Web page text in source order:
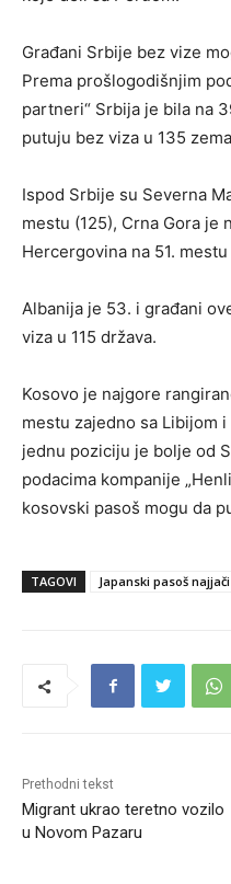
Građani Srbije bez vize
Prema prošlogodišnjim
partneri“ Srbija je bila na
putuju bez viza u 135
Ispod Srbije su Severna
mestu (125), Crna Gora je
Hercergovina na 51. mestu
Albanija je 53. i građani
viza u 115 država.
Kosovo je najgore
mestu zajedno sa Libijom
jednu poziciju je bolje od
podacima kompanije
kosovski pasoš mogu da
TAGOVI Japanski pasoš najjači
Prethodni tekst
Migrant ukrao teretno vozilo
u Novom Pazaru